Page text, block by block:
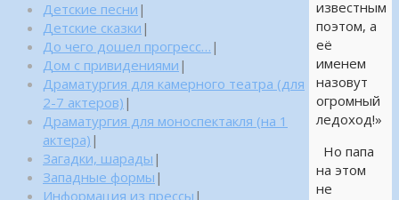
известным
поэтом, а
её
именем
назовут
огромный
ледоход!»
Но папа
на этом
не
Детские песни |
Детские сказки |
До чего дошел прогресс… |
Дом с привидениями |
Драматургия для камерного театра (для
2-7 актеров) |
Драматургия для моноспектакля (на 1
актера) |
Загадки, шарады |
Западные формы |
Информация из прессы |